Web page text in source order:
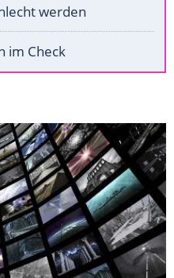
werden
im Check